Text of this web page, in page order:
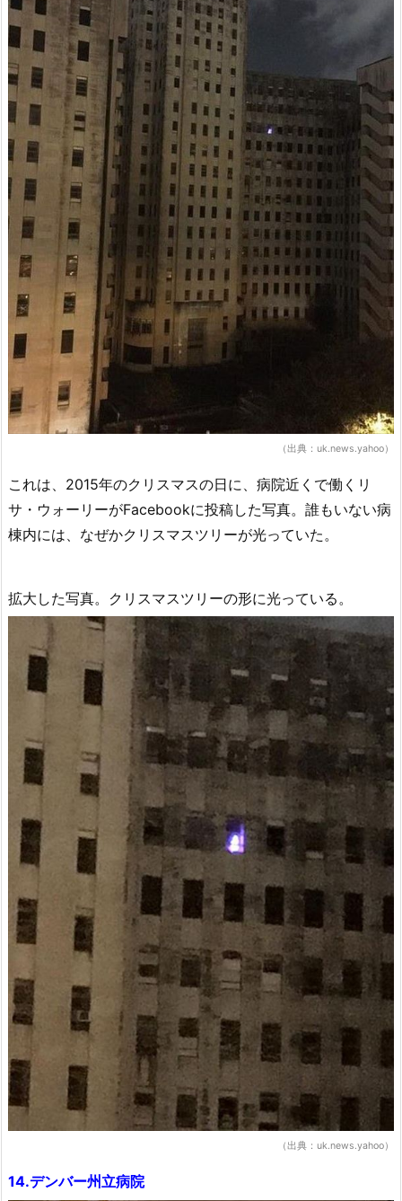
（出典：uk.news.yahoo）
これは、2015年のクリスマスの日に、病院近くで働くリ
サ・ウォーリーがFacebookに投稿した写真。誰もいない病
棟内には、なぜかクリスマスツリーが光っていた。
拡大した写真。クリスマスツリーの形に光っている。
（出典：uk.news.yahoo）
14.デンバー州立病院